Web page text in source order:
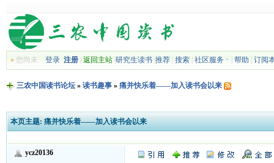
»您尚未 登录 注册| 返回主站| 研究生读书| 推荐| 搜索| 社区服务 帮助 订阅
三农中国读书论坛» 读书趣事» 痛并快乐着——加入读书会以来
本页主题: 痛并快乐着——加入读书会以来
ycz20136